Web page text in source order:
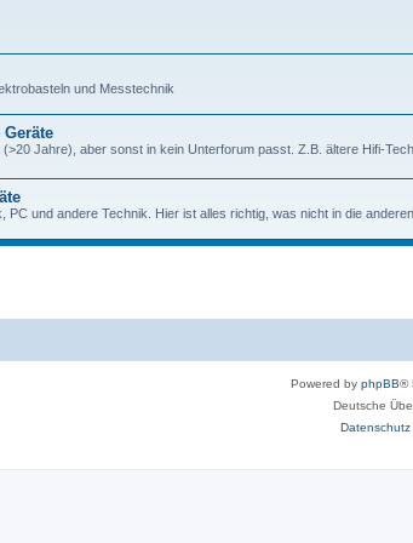
und Messtechnik
Jahre), aber sonst in kein Unterforum passt. Z.B. ältere Hifi-
PC und andere Technik. Hier ist alles richtig, was nicht in die
Powered by phpBB®
Deutsche
Datenschutz